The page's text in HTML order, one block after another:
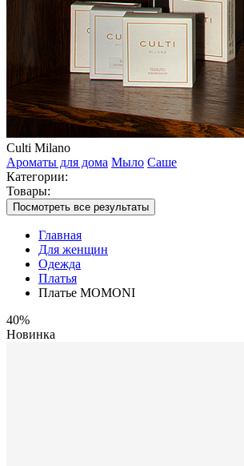
Culti Milano
Ароматы для дома Мыло Саше
Категории:
Товары:
Посмотреть все результаты
Главная
Для женщин
Одежда
Платья
Платье MOMONI
40%
Новинка